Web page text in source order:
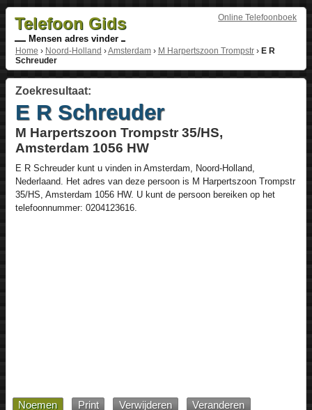
Online Telefoonboek
Telefoon Gids
Mensen adres vinder
Home › Noord-Holland ›Amsterdam› M Harpertszoon Trompstr› E R
Schreuder
Zoekresultaat:
E R Schreuder
M Harpertszoon Trompstr 35/HS,
Amsterdam 1056 HW
E R Schreuderkunt u vinden in Amsterdam Noord-Holland,
Nederlaand. Het adres van deze persoon is M Harpertszoon Trompstr
35/HS , Amsterdam 1056 HW. U kunt de persoon bereiken op het
telefoonnummer: 0204123616.
Noemen Print Verwijderen
Veranderen